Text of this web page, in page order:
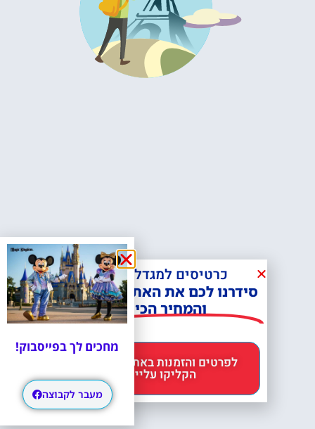
כרטיסים למגדל אייפל?
סידרנו לכם את האתר הכי אמין -
והמחיר הכי זול!
הקליקו עליי 😊
מחכים לך בפייסבוק!
מעבר לקבוצה